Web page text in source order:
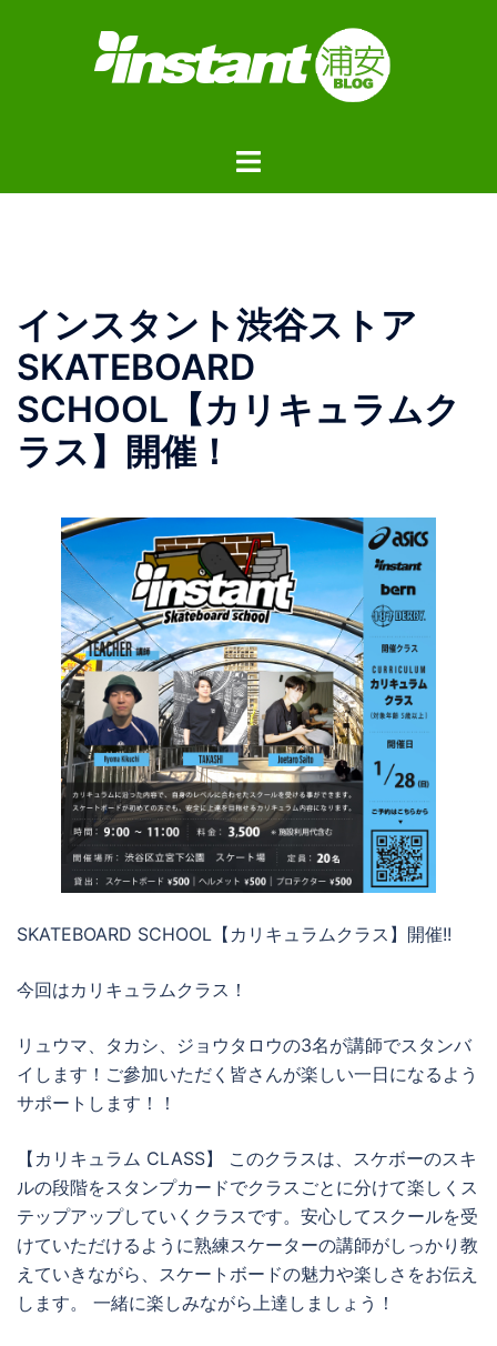
ト
ー
インスタント渋谷ストア
SKATEBOARD
SCHOOL【カリキュラムク
ラス】開催！
SKATEBOARD SCHOOL【カリキュラムクラス】開催!!
今回はカリキュラムクラス！
リュウマ、タカシ、ジョウタロウの3名が講師でスタンバ
イします！ご參加いただく皆さんが楽しい一日になるよう
サポートします！！
【カリキュラム CLASS】 このクラスは、スケボーのスキ
ルの段階をスタンプカードでクラスごとに分けて楽しくス
テップアップしていくクラスです。安心してスクールを受
けていただけるように熟練スケーターの講師がしっかり教
えていきながら、スケートボードの魅力や楽しさをお伝え
します。 一緒に楽しみながら上達しましょう！